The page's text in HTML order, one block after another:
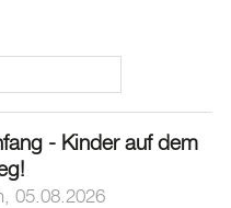
- Kinder auf dem
05.08.2026